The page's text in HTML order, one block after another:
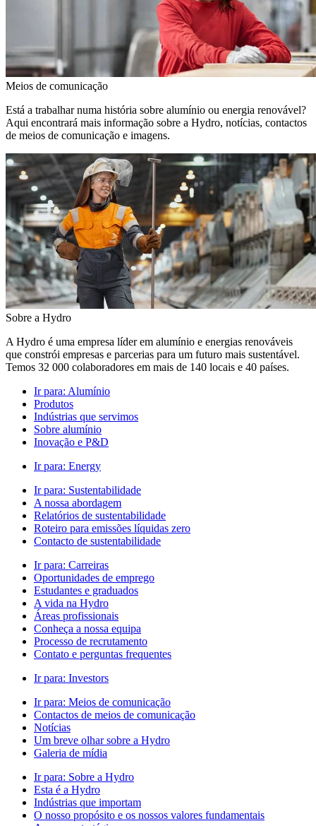
Meios de comunicação
Está a trabalhar numa história sobre alumínio ou energia renovável?
Aqui encontrará mais informação sobre a Hydro, notícias, contactos
de meios de comunicação e imagens.
Sobre a Hydro
A Hydro é uma empresa líder em alumínio e energias renováveis
que constrói empresas e parcerias para um futuro mais sustentável.
Temos 32 000 colaboradores em mais de 140 locais e 40 países.
Ir para: Alumínio
Produtos
Indústrias que servimos
Sobre alumínio
Inovação e P&D
Ir para: Energy
Ir para: Sustentabilidade
A nossa abordagem
Relatórios de sustentabilidade
Roteiro para emissões líquidas zero
Contacto de sustentabilidade
Ir para: Carreiras
Oportunidades de emprego
Estudantes e graduados
A vida na Hydro
Áreas profissionais
Conheça a nossa equipa
Processo de recrutamento
Contato e perguntas frequentes
Ir para: Investors
Ir para: Meios de comunicação
Contactos de meios de comunicação
Notícias
Um breve olhar sobre a Hydro
Galeria de mídia
Ir para: Sobre a Hydro
Esta é a Hydro
Indústrias que importam
O nosso propósito e os nossos valores fundamentais